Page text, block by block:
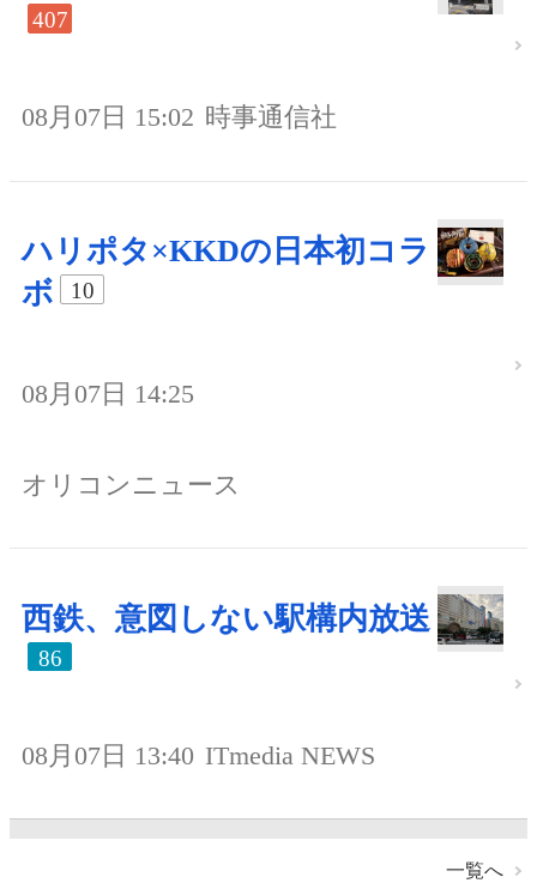
407
08月07日 15:02 時事通信社
ハリポタ×KKDの日本初コラ
ボ
10
08月07日 14:25
オリコンニュース
西鉄、意図しない駅構内放送
86
08月07日 13:40 ITmedia NEWS
一覧へ